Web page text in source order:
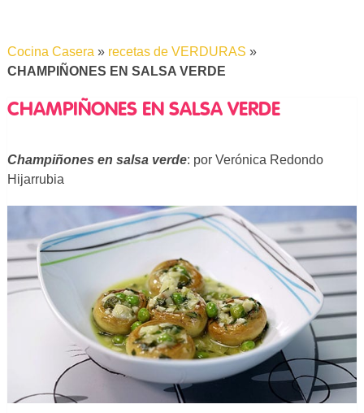
Cocina Casera» recetas de VERDURAS »
CHAMPIÑONES EN SALSA VERDE
CHAMPIÑONES EN SALSA VERDE
Champiñones en salsa verde: por Verónica Redondo
Hijarrubia